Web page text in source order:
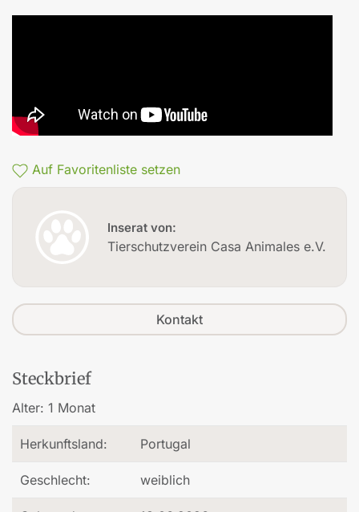
Auf Favoritenliste setzen
Inserat von:
Tierschutzverein Casa Animales e.V.
Kontakt
Steckbrief
Alter: 1 Monat
Herkunftsland: Portugal
Geschlecht: weiblich